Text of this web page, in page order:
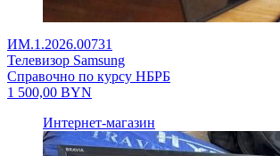
ИМ.1.2026.00731
Телевизор Samsung
Справочно по курсу НБРБ
1 500,00 BYN
Интернет-магазин